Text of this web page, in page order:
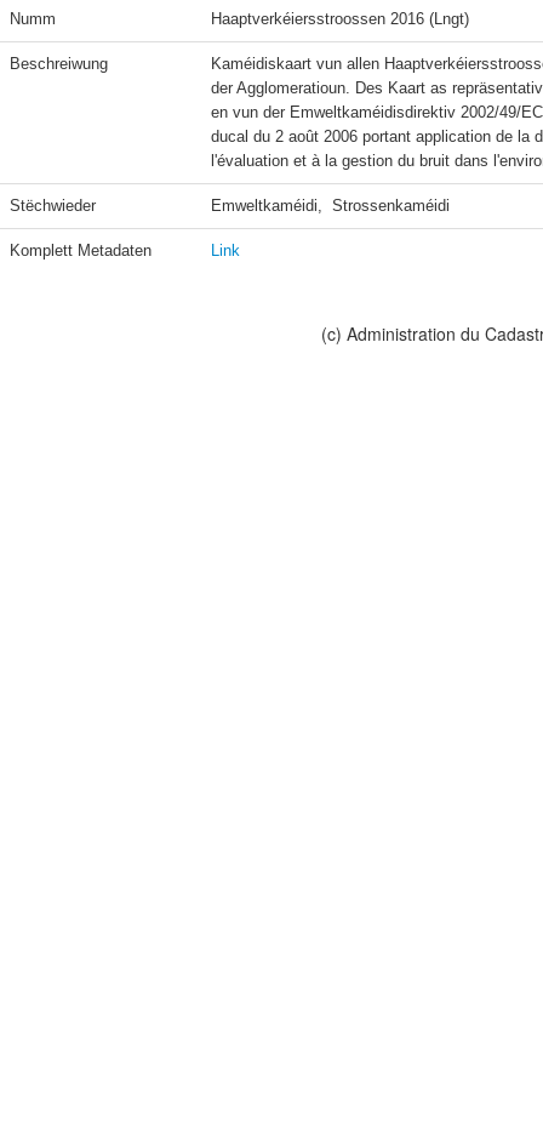
Numm Haaptverkéiersstroossen 2016 (Lngt)
Beschreiwung
Kaméidiskaart vun allen
der Agglomeratioun. Des Kaart as
en vun der Emweltkaméidisdirektiv 2002/49/
ducal du 2 août 2006 portant application de la
l'évaluation et à la gestion du bruit dans
Stëchwieder Emweltkaméidi,  Strossenkaméidi
Komplett Metadaten Link
(c) Administration du